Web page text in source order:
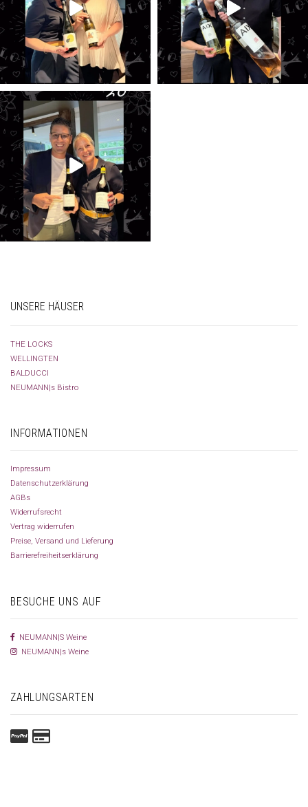
UNSERE HÄUSER
THE LOCKS
WELLINGTEN
BALDUCCI
NEUMANN|s Bistro
INFORMATIONEN
Impressum
Datenschutzerklärung
AGBs
Widerrufsrecht
Vertrag widerrufen
Preise, Versand und Lieferung
Barrierefreiheitserklärung
BESUCHE UNS AUF
NEUMANN|S Weine
NEUMANN|s Weine
ZAHLUNGSARTEN